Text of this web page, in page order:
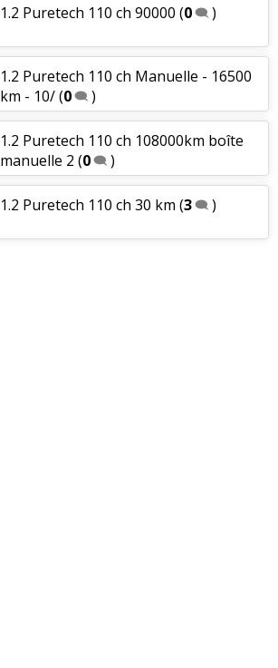
1.2 Puretech 110 ch 90000 (0 )
1.2 Puretech 110 ch Manuelle - 16500
km - 10/(0 )
1.2 Puretech 110 ch 108000km boîte
manuelle 2 (0 )
1.2 Puretech 110 ch 30 km (3 )